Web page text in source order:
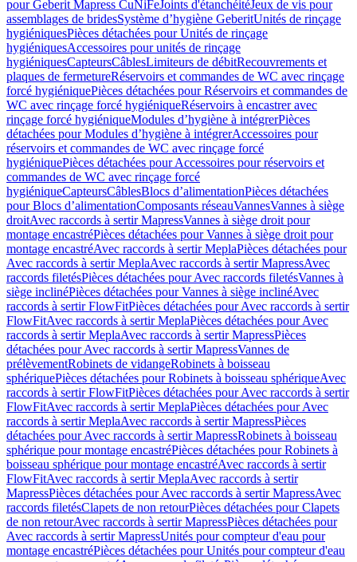
pour Geberit Mapress CuNiFeJoints d'étanchéitéJeux de vis pour
assemblages de bridesSystème d’hygiène GeberitUnités de rinçage
hygiéniquesPièces détachées pour Unités de rinçage
hygiéniquesAccessoires pour unités de rinçage
hygiéniquesCapteursCâblesLimiteurs de débitRecouvrements et
plaques de fermetureRéservoirs et commandes de WC avec rinçage
forcé hygiéniquePièces détachées pour Réservoirs et commandes de
WC avec rinçage forcé hygiéniqueRéservoirs à encastrer avec
rinçage forcé hygiéniqueModules d’hygiène à intégrerPièces
détachées pour Modules d’hygiène à intégrerAccessoires pour
réservoirs et commandes de WC avec rinçage forcé
hygiéniquePièces détachées pour Accessoires pour réservoirs et
commandes de WC avec rinçage forcé
hygiéniqueCapteursCâblesBlocs d’alimentationPièces détachées
pour Blocs d’alimentationComposants réseauVannesVannes à siège
droitAvec raccords à sertir MapressVannes à siège droit pour
montage encastréPièces détachées pour Vannes à siège droit pour
montage encastréAvec raccords à sertir MeplaPièces détachées pour
Avec raccords à sertir MeplaAvec raccords à sertir MapressAvec
raccords filetésPièces détachées pour Avec raccords filetésVannes à
siège inclinéPièces détachées pour Vannes à siège inclinéAvec
raccords à sertir FlowFitPièces détachées pour Avec raccords à sertir
FlowFitAvec raccords à sertir MeplaPièces détachées pour Avec
raccords à sertir MeplaAvec raccords à sertir MapressPièces
détachées pour Avec raccords à sertir MapressVannes de
prélèvementRobinets de vidangeRobinets à boisseau
sphériquePièces détachées pour Robinets à boisseau sphériqueAvec
raccords à sertir FlowFitPièces détachées pour Avec raccords à sertir
FlowFitAvec raccords à sertir MeplaPièces détachées pour Avec
raccords à sertir MeplaAvec raccords à sertir MapressPièces
détachées pour Avec raccords à sertir MapressRobinets à boisseau
sphérique pour montage encastréPièces détachées pour Robinets à
boisseau sphérique pour montage encastréAvec raccords à sertir
FlowFitAvec raccords à sertir MeplaAvec raccords à sertir
MapressPièces détachées pour Avec raccords à sertir MapressAvec
raccords filetésClapets de non retourPièces détachées pour Clapets
de non retourAvec raccords à sertir MapressPièces détachées pour
Avec raccords à sertir MapressUnités pour compteur d'eau pour
montage encastréPièces détachées pour Unités pour compteur d'eau